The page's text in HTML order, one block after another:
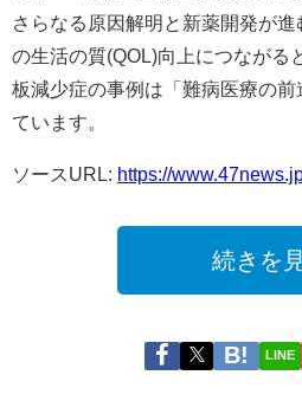
さらなる原因解明と新薬開発が進
の生活の質(QOL)向上につながる
板減少症の事例は「難病医療の
ています。​
ソースURL: https://
続きを
LINE